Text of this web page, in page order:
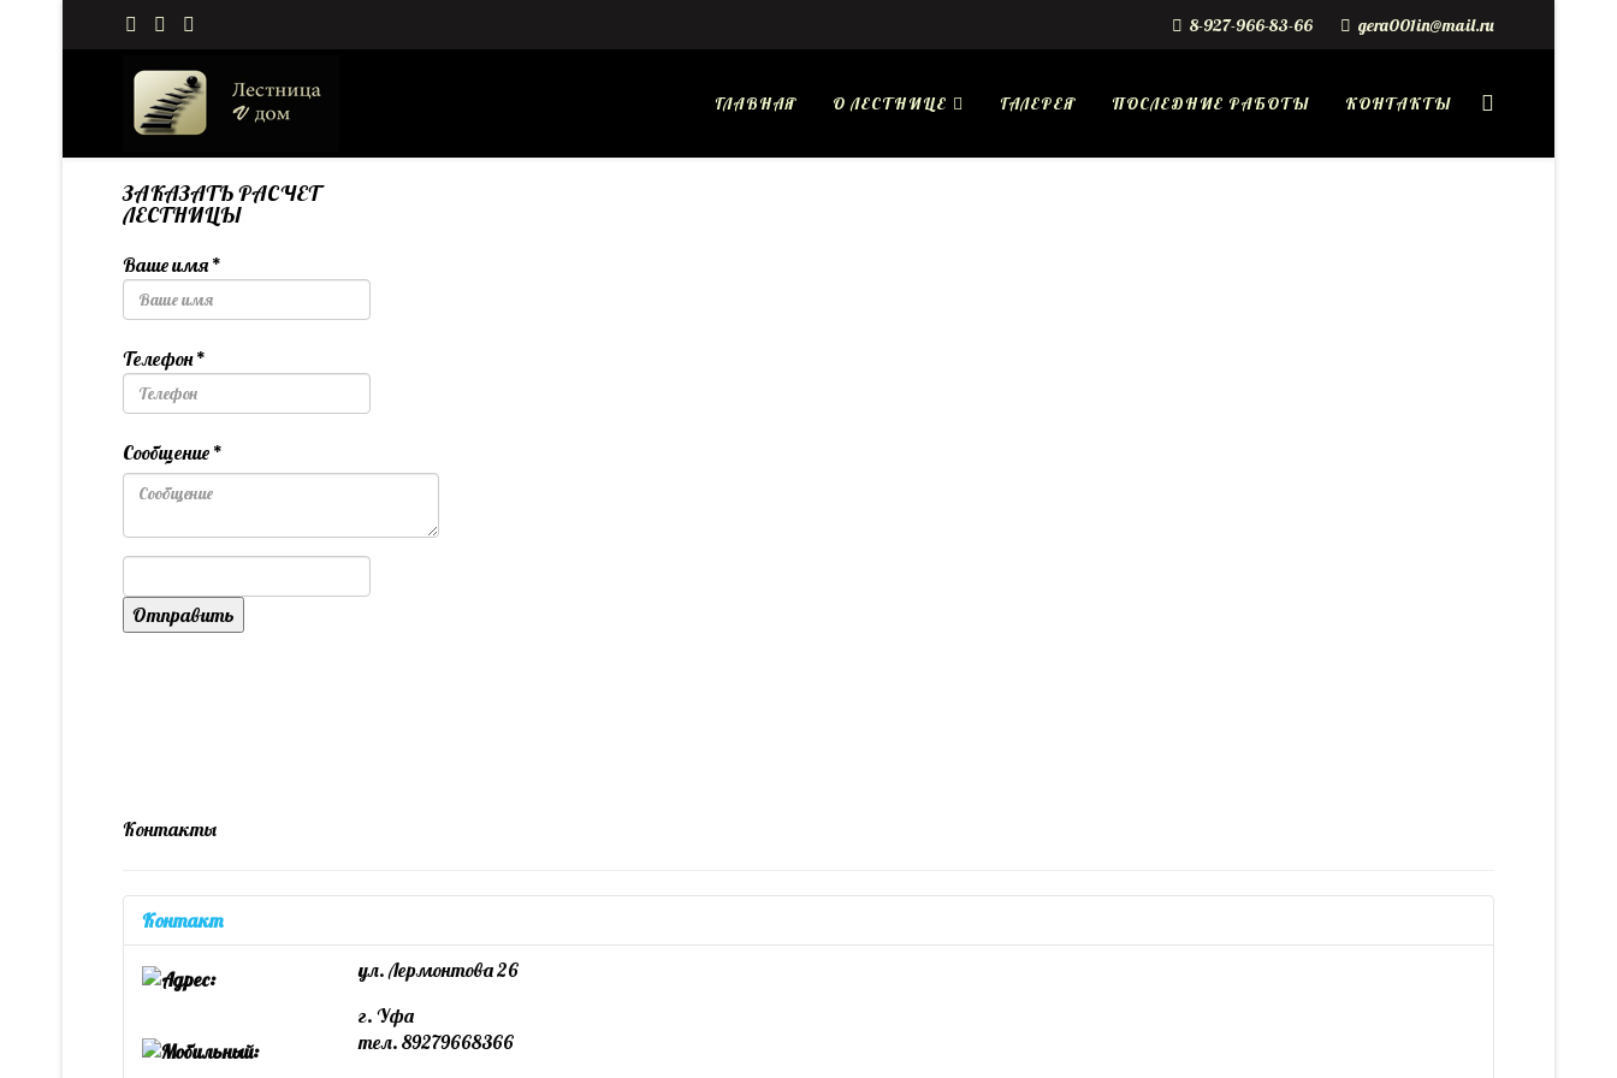
8-927-966-83-66 gera001in@mail.ru
ГЛАВНАЯ О ЛЕСТНИЦЕ ГАЛЕРЕЯ ПОСЛЕДНИЕ РАБОТЫ КОНТАКТЫ
ЗАКАЗАТЬ РАСЧЕТ
ЛЕСТНИЦЫ
Ваше имя*
Телефон*
Сообщение *
Отправить
Контакты
Контакт
ул. Лермонтова 26
г. Уфа
тел. 89279668366